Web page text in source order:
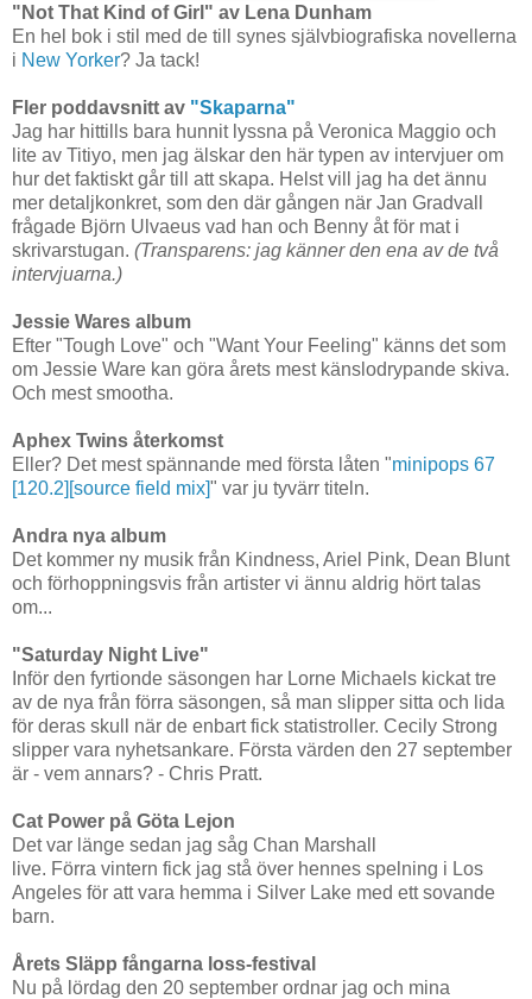
"Not That Kind of Girl" av Lena Dunham
En hel bok i stil med de till synes självbiografiska novellerna
i New Yorker? Ja tack!
Fler poddavsnitt av "Skaparna"
Jag har hittills bara hunnit lyssna på Veronica Maggio och
lite av Titiyo, men jag älskar den här typen av intervjuer om
hur det faktiskt går till att skapa. Helst vill jag ha det ännu
mer detaljkonkret, som den där gången när Jan Gradvall
frågade Björn Ulvaeus vad han och Benny åt för mat i
skrivarstugan. (Transparens: jag känner den ena av de två
intervjuarna.)
Jessie Wares album
Efter "Tough Love" och "Want Your Feeling" känns det som
om Jessie Ware kan göra årets mest känslodrypande skiva.
Och mest smootha.
Aphex Twins återkomst
Eller? Det mest spännande med första låten "minipops 67
[120.2][source field mix]" var ju tyvärr titeln.
Andra nya album
Det kommer ny musik från Kindness, Ariel Pink, Dean Blunt
och förhoppningsvis från artister vi ännu aldrig hört talas
om...
"Saturday Night Live"
Inför den fyrtionde säsongen har Lorne Michaels kickat tre
av de nya från förra säsongen, så man slipper sitta och lida
för deras skull när de enbart fick statistroller. Cecily Strong
slipper vara nyhetsankare. Första värden den 27 september
är - vem annars? - Chris Pratt.
Cat Power på Göta Lejon
Det var länge sedan jag såg Chan Marshall
live. Förra vintern fick jag stå över hennes spelning i Los
Angeles för att vara hemma i Silver Lake med ett sovande
barn.
Årets Släpp fångarna loss-festival
Nu på lördag den 20 september ordnar jag och mina